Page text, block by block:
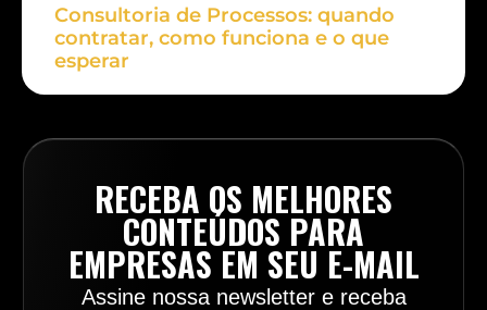
Consultoria de Processos: quando
contratar, como funciona e o que
esperar
RECEBA OS MELHORES
CONTEÚDOS PARA
EMPRESAS EM SEU E-MAIL
Assine nossa newsletter e receba